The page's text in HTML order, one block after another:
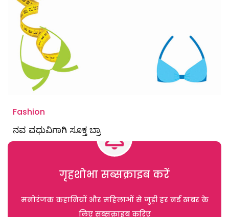
Fashion
ನವ ವಧುವಿಗಾಗಿ ಸೂಕ್ತ ಬ್ರಾ
गृहशोभा सब्सक्राइब करें
मनोरंजक कहानियों और महिलाओं से जुड़ी हर नई खबर के
लिए सब्सक्राइब करिए